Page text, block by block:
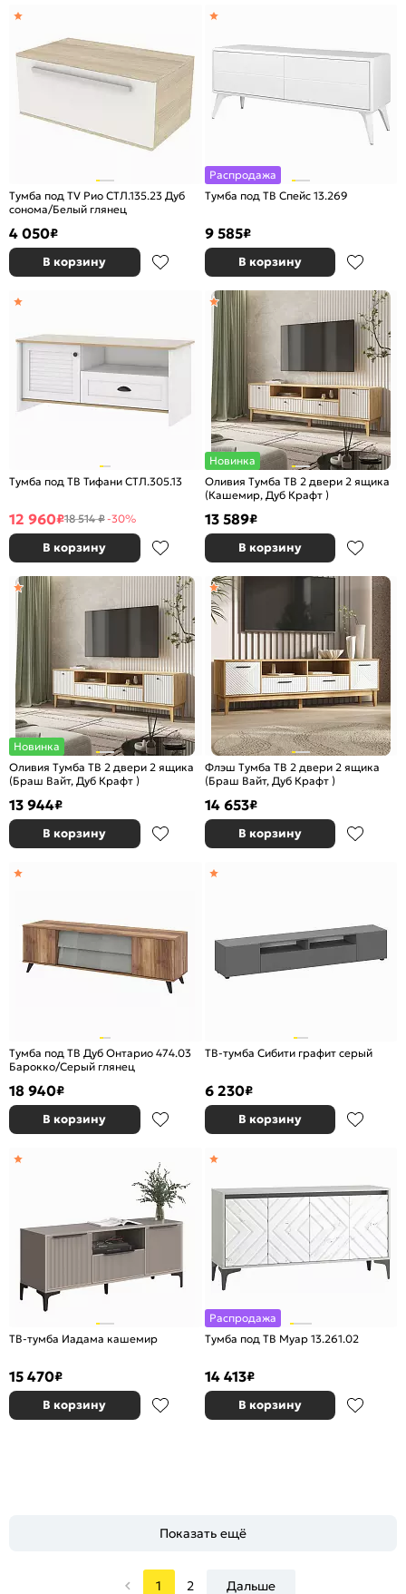
Тумба под TV Рио СТЛ.135.23 Дуб
сонома/Белый глянец
4 050₽
В корзину
Распродажа
Тумба под ТВ Спейс 13.269
9 585₽
В корзину
Тумба под ТВ Тифани СТЛ.305.13
12 960₽18 514 ₽-30%
В корзину
Новинка
Оливия Тумба ТВ 2 двери 2 ящика
(Кашемир, Дуб Крафт )
13 589₽
В корзину
Новинка
Оливия Тумба ТВ 2 двери 2 ящика
(Браш Вайт, Дуб Крафт )
13 944₽
В корзину
Флэш Тумба ТВ 2 двери 2 ящика
(Браш Вайт, Дуб Крафт )
14 653₽
В корзину
Тумба под ТВ Дуб Онтарио 474.03
Барокко/Серый глянец
18 940₽
В корзину
ТВ-тумба Сибити графит серый
6 230₽
В корзину
ТВ-тумба Иадама кашемир
15 470₽
В корзину
Распродажа
Тумба под ТВ Муар 13.261.02
14 413₽
В корзину
Показать ещё
1 2 Дальше